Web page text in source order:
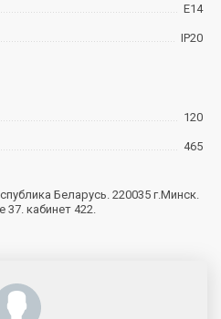
Е14
IP20
120
465
Беларусь. 220035 г.Минск.
кабинет 422.